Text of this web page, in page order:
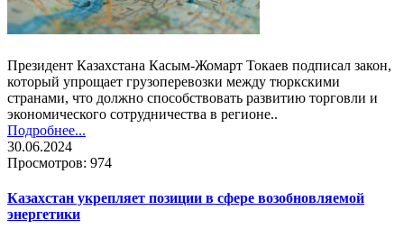
Президент Казахстана Касым-Жомарт Токаев подписал закон,
который упрощает грузоперевозки между тюркскими
странами, что должно способствовать развитию торговли и
экономического сотрудничества в регионе..
Подробнее...
30.06.2024
Просмотров: 974
Казахстан укрепляет позиции в сфере возобновляемой
энергетики